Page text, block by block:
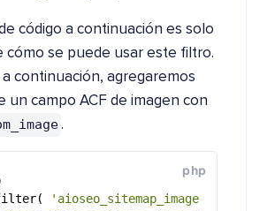
código a continuación es solo
cómo se puede usar este filtro.
continuación, agregaremos
un campo ACF de imagen con
.